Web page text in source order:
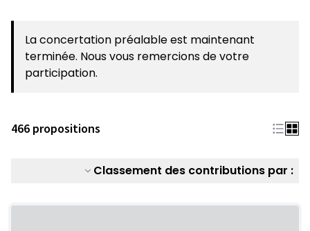
La concertation préalable est maintenant
terminée. Nous vous remercions de votre
participation.
466 propositions
Classement des contributions par :